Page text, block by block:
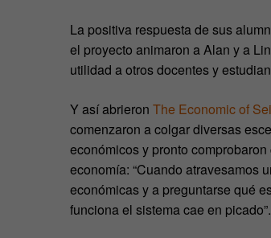
La positiva respuesta de sus
el proyecto animaron a Alan y a
utilidad a otros docentes y
Y así abrieron The Economic of
comenzaron a colgar diversas
económicos y pronto
economía: “Cuando atravesamos
económicas y a preguntarse qué
funciona el sistema cae en picado”.